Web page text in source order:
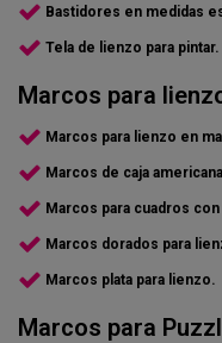
Bastidores en medidas
Tela de lienzo para pintar.
Marcos para
Marcos para lienzo en
Marcos de caja
Marcos para cuadros
Marcos dorados para
Marcos plata para lienzo.
Marcos para